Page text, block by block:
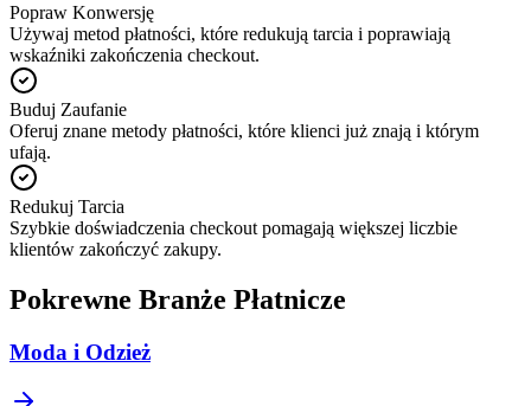
Popraw Konwersję
Używaj metod płatności, które redukują tarcia i poprawiają
wskaźniki zakończenia checkout.
Buduj Zaufanie
Oferuj znane metody płatności, które klienci już znają i którym
ufają.
Redukuj Tarcia
Szybkie doświadczenia checkout pomagają większej liczbie
klientów zakończyć zakupy.
Pokrewne Branże Płatnicze
Moda i Odzież